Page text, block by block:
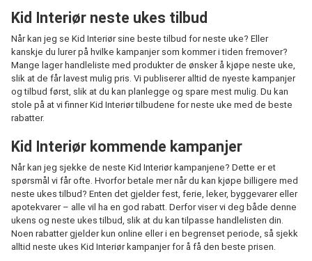
Kid Interiør neste ukes tilbud
Når kan jeg se Kid Interiør sine beste tilbud for neste uke? Eller
kanskje du lurer på hvilke kampanjer som kommer i tiden fremover?
Mange lager handleliste med produkter de ønsker å kjøpe neste uke,
slik at de får lavest mulig pris. Vi publiserer alltid de nyeste kampanjer
og tilbud først, slik at du kan planlegge og spare mest mulig. Du kan
stole på at vi finner Kid Interiør tilbudene for neste uke med de beste
rabatter.
Kid Interiør kommende kampanjer
Når kan jeg sjekke de neste Kid Interiør kampanjene? Dette er et
spørsmål vi får ofte. Hvorfor betale mer når du kan kjøpe billigere med
neste ukes tilbud? Enten det gjelder fest, ferie, leker, byggevarer eller
apotekvarer – alle vil ha en god rabatt. Derfor viser vi deg både denne
ukens og neste ukes tilbud, slik at du kan tilpasse handlelisten din.
Noen rabatter gjelder kun online eller i en begrenset periode, så sjekk
alltid neste ukes Kid Interiør kampanjer for å få den beste prisen.